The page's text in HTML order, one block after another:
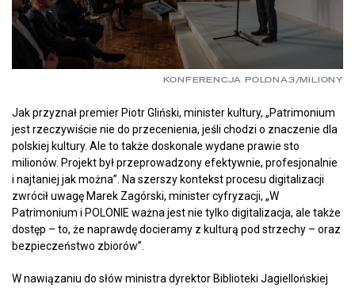
KONFERENCJA POLONA3/MILIONY
Jak przyznał premier Piotr Gliński, minister kultury, „Patrimonium
jest rzeczywiście nie do przecenienia, jeśli chodzi o znaczenie dla
polskiej kultury. Ale to także doskonale wydane prawie sto
milionów. Projekt był przeprowadzony efektywnie, profesjonalnie
i najtaniej jak można”. Na szerszy kontekst procesu digitalizacji
zwrócił uwagę Marek Zagórski, minister cyfryzacji, „W
Patrimonium i POLONIE ważna jest nie tylko digitalizacja, ale także
dostęp – to, że naprawdę docieramy z kulturą pod strzechy – oraz
bezpieczeństwo zbiorów”.
W nawiązaniu do słów ministra dyrektor Biblioteki Jagiellońskiej